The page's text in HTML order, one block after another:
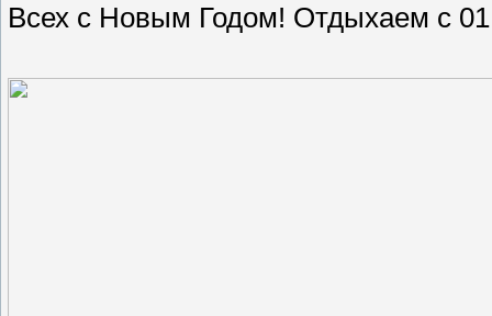
Всех с Новым Годом! Отдыхаем с